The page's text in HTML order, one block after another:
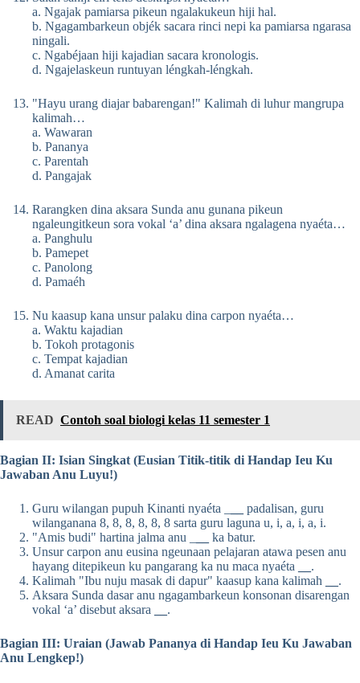
a. Ngajak pamiarsa pikeun ngalakukeun hiji hal.
b. Ngagambarkeun objék sacara rinci nepi ka pamiarsa ngarasa
ningali.
c. Ngabéjaan hiji kajadian sacara kronologis.
d. Ngajelaskeun runtuyan léngkah-léngkah.
"Hayu urang diajar babarengan!" Kalimah di luhur mangrupa
kalimah…
a. Wawaran
b. Pananya
c. Parentah
d. Pangajak
Rarangken dina aksara Sunda anu gunana pikeun
ngaleungitkeun sora vokal ‘a’ dina aksara ngalagena nyaéta…
a. Panghulu
b. Pamepet
c. Panolong
d. Pamaéh
Nu kaasup kana unsur palaku dina carpon nyaéta…
a. Waktu kajadian
b. Tokoh protagonis
c. Tempat kajadian
d. Amanat carita
READ Contoh soal biologi kelas 11 semester 1
Bagian II: Isian Singkat (Eusian Titik-titik di Handap Ieu Ku
Jawaban Anu Luyu!)
Guru wilangan pupuh Kinanti nyaéta _
padalisan, guru
wilanganana 8, 8, 8, 8, 8, 8 sarta guru laguna u, i, a, i, a, i.
"Amis budi" hartina jalma anu _
ka batur.
Unsur carpon anu eusina ngeunaan pelajaran atawa pesen anu
hayang ditepikeun ku pangarang ka nu maca nyaéta
.
Kalimah "Ibu nuju masak di dapur" kaasup kana kalimah
.
Aksara Sunda dasar anu ngagambarkeun konsonan disarengan
vokal ‘a’ disebut aksara
.
Bagian III: Uraian (Jawab Pananya di Handap Ieu Ku Jawaban
Anu Lengkep!)